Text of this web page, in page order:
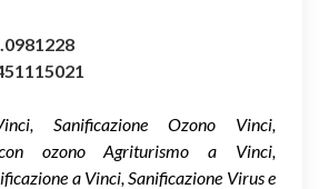
Sanificazione Ozono Vinci,
con ozono Agriturismo a Vinci,
a Vinci, Sanificazione Virus e